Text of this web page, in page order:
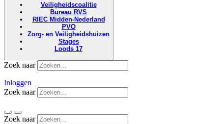
Veiligheidscoalitie
Bureau RVS
RIEC Midden-Nederland
PVO
Zorg- en Veiligheidshuizen
Stages
Loods 17
Zoek naar
Inloggen
Zoek naar
Zoek naar